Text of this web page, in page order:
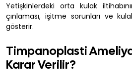
Yetişkinlerdeki orta kulak
çınlaması, işitme sorunları ve
gösterir.
Timpanoplasti
Karar Verilir?